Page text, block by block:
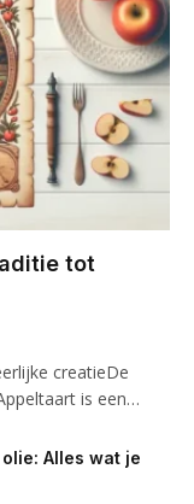
tot
creatieDe
is een…
Alles wat je